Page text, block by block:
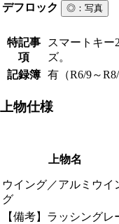
デフロック ◎ ：写真
特記事
項
スマートキー
ズ。
記録簿
有（R6/9～R8/
上物仕様
上物名
ウイング／アルミウイ
グ
【備考】ラッシング